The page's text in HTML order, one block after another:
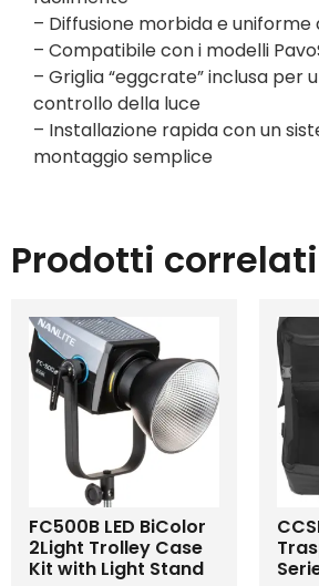
– Diffusione morbida e uniforme
– Compatibile con i modelli
– Griglia “eggcrate” inclusa per
controllo della luce
– Installazione rapida con un
montaggio semplice
Prodotti correlati
FC500B LED BiColor
2Light Trolley Case
Kit with Light Stand